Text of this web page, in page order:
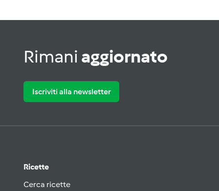
Rimani aggiornato
Iscriviti alla newsletter
Ricette
Cerca ricette